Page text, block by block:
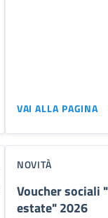
VAI ALLA PAGINA
NOVITÀ
Voucher sociali
estate" 2026